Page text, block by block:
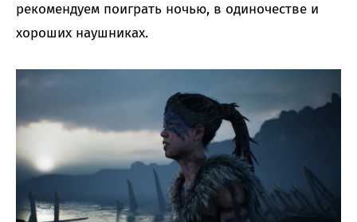
рекомендуем поиграть ночью, в одиночестве и
хороших наушниках.